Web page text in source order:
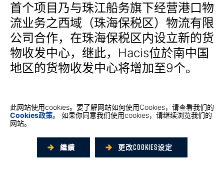
首个项目乃与珠江船务旗下经营港口物
流业务之西域（珠海保税区）物流有限
公司合作，在珠海保税区内设立新的货
物收发中心，继此，Hacis位於南中国
地区的货物收发中心将增加至9个。
其长远目标，加强其超级中国幹线陆空
联运服务网络，同时助其於珠海地区积
极拓展当地市场，把握港珠澳大桥开通
後的重大机遇。此新货物收发中心将全
此网站使用cookies。要了解网站如何使用Cookies，请查看我们的
Cookies政策。 如果你同意我们使用cookies，请继续浏览我们的
网站。
繼續 更改COOKIES设定